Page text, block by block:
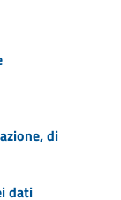
di
dati